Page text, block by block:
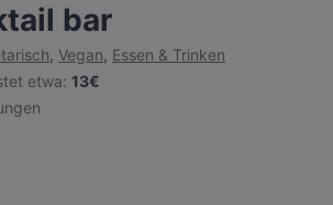
bar
, Vegan, Essen & Trinken
etwa: 13€